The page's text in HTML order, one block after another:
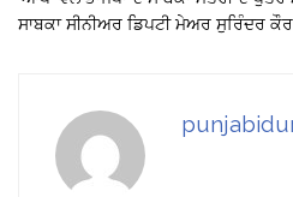
ਸਾਬਕਾ ਸੀਨੀਅਰ ਡਿਪਟੀ ਮੇਅਰ ਸੁਰਿੰਦਰ